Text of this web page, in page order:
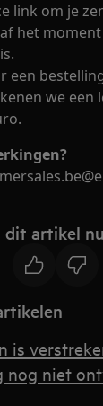
link om je
het
een
we een
dit artikel
is
nog niet